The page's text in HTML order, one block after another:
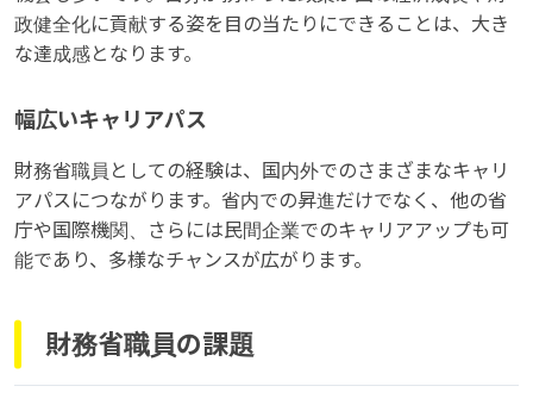
政健全化に貢献する姿を目の当たりにできることは、大き
な達成感となります。
幅広いキャリアパス
財務省職員としての経験は、国内外でのさまざまなキャリ
アパスにつながります。省内での昇進だけでなく、他の省
庁や国際機関、さらには民間企業でのキャリアアップも可
能であり、多様なチャンスが広がります。
財務省職員の課題